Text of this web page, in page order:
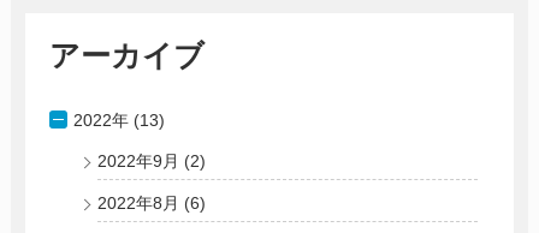
アーカイブ
2022年 (13)
2022年9月 (2)
2022年8月 (6)